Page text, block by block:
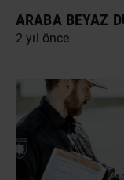
ARABA BEYAZ
2 yıl önce